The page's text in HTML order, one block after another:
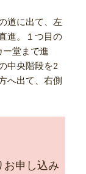
道に出て、左
進。１つ目の
堂まで進
中央階段を2
へ出て、右側
お申し込み